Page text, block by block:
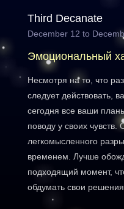
Third Decanate
December 12 to
Эмоциональный
Несмотря на то, что
следует действовать,
сегодня все ваши
поводу у своих чувств.
легкомысленного
временем. Лучше
подходящий момент,
обдумать свои